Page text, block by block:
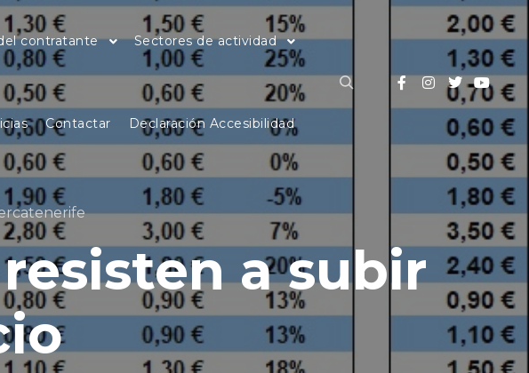
contratante Sectores de actividad
Contactar Declaración Accesibilidad
a subir